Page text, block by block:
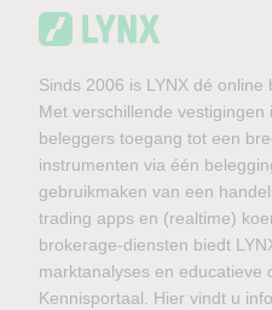
Sinds 2006 is LYNX dé online
Met verschillende vestigingen
beleggers toegang tot een
instrumenten via één
gebruikmaken van een
trading apps en (realtime)
brokerage-diensten biedt
marktanalyses en educatieve
Kennisportaal. Hier vindt u